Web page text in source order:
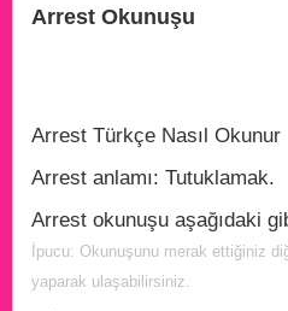
Arrest Okunuşu
Arrest Türkçe Nasıl Okunur
Arrest anlamı: Tutuklamak.
Arrest okunuşu aşağıdaki
İpucu: Okunuşunu merak ettiğiniz
yaparak ulaşabilirsiniz.